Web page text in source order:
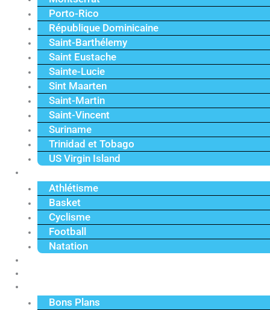
Porto-Rico
République Dominicaine
Saint-Barthélemy
Saint Eustache
Sainte-Lucie
Sint Maarten
Saint-Martin
Saint-Vincent
Suriname
Trinidad et Tobago
US Virgin Island
Athlétisme
Basket
Cyclisme
Football
Natation
Bons Plans